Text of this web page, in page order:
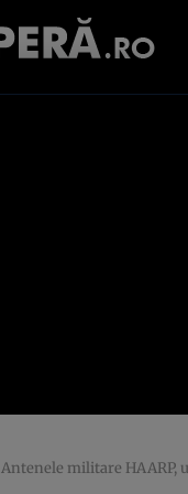
Antenele militare HAARP,